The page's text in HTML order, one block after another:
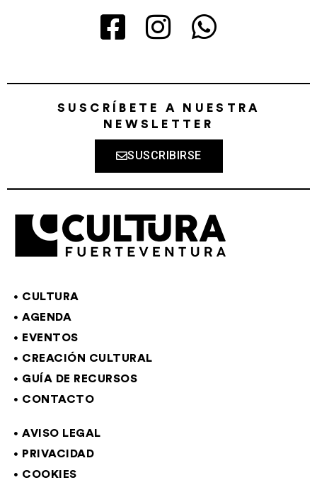
SUSCRÍBETE A NUESTRA
NEWSLETTER
SUSCRIBIRSE
CULTURA
AGENDA
EVENTOS
CREACIÓN CULTURAL
GUÍA DE RECURSOS
CONTACTO
AVISO LEGAL
PRIVACIDAD
COOKIES